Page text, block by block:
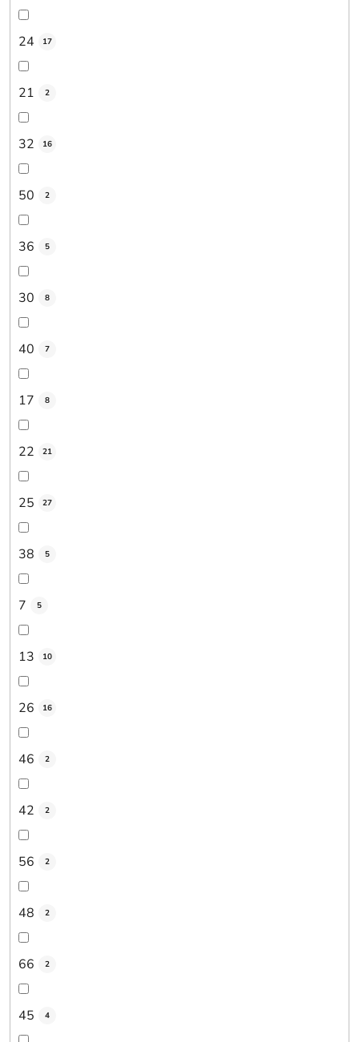
24 17
21 2
32 16
50 2
36 5
30 8
40 7
17 8
22 21
25 27
38 5
7 5
13 10
26 16
46 2
42 2
56 2
48 2
66 2
45 4